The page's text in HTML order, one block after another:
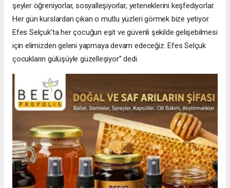
şeyler öğreniyorlar, sosyalleşiyorlar, yeteneklerini keşfediyorlar.
Her gün kurslardan çıkan o mutlu yüzleri görmek bize yetiyor.
Efes Selçuk’ta her çocuğun eşit ve güvenli şekilde gelişebilmesi
için elimizden geleni yapmaya devam edeceğiz. Efes Selçuk
çocukların gülüşüyle güzelleşiyor” dedi.